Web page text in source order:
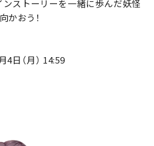
ンストーリーを一緒に歩んだ妖怪
かおう！
4日（月） 14:59